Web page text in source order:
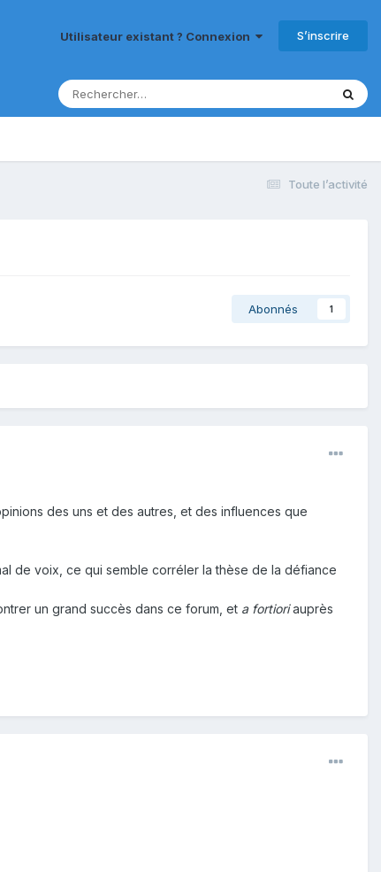
Utilisateur existant ? Connexion S’inscrire
Toute l’activité
Abonnés 1
des uns et des autres, et des influences que
de voix, ce qui semble corréler la thèse de la défiance
un grand succès dans ce forum, et a fortioriauprès